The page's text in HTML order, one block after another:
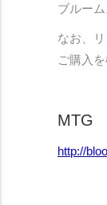
ブルー
なお、
ご購入
MTG
http://